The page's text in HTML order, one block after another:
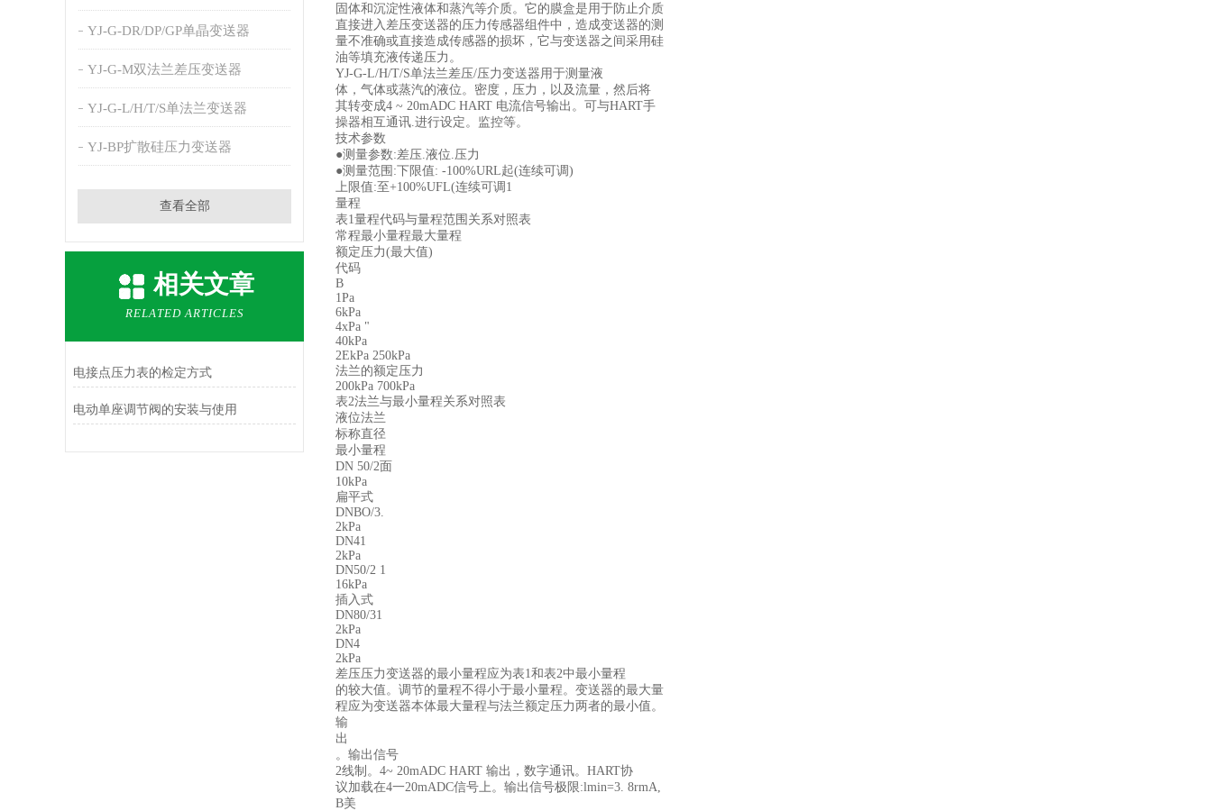
YJ-G-DR/DP/GP单晶变送器
YJ-G-M双法兰差压变送器
YJ-G-L/H/T/S单法兰变送器
YJ-BP扩散硅压力变送器
查看全部
相关文章
RELATED ARTICLES
电接点压力表的检定方式
电动单座调节阀的安装与使用
固体和沉淀性液体和蒸汽等介质。它的膜盒是用于防止介质
直接进入差压变送器的压力传感器组件中，造成变送器的测
量不准确或直接造成传感器的损坏，它与变送器之间采用硅
油等填充液传递压力。
YJ-G-L/H/T/S单法兰差压/压力变送器用于测量液
体，气体或蒸汽的液位。密度，压力，以及流量，然后将
其转变成4 ~ 20mADC HART 电流信号输出。可与HART手
操器相互通讯.进行设定。监控等。
技术参数
●测量参数:差压.液位.压力
●测量范围:下限值: -100%URL起(连续可调)
上限值:至+100%UFL(连续可调1
量程
表1量程代码与量程范围关系对照表
常程最小量程最大量程
额定压力(最大值)
代码
B
1Pa
6kPa
4xPa "
40kPa
2EkPa 250kPa
法兰的额定压力
200kPa 700kPa
表2法兰与最小量程关系对照表
液位法兰
标称直径
最小量程
DN 50/2面
10kPa
扁平式
DNBO/3.
2kPa
DN41
2kPa
DN50/2 1
16kPa
插入式
DN80/31
2kPa
DN4
2kPa
差压压力变送器的最小量程应为表1和表2中最小量程
的较大值。调节的量程不得小于最小量程。变送器的最大量
程应为变送器本体最大量程与法兰额定压力两者的最小值。
输
出
。输出信号
2线制。4~ 20mADC HART 输出，数字通讯。HART协
议加载在4一20mADC信号上。输出信号极限:lmin=3. 8rmA,
B美